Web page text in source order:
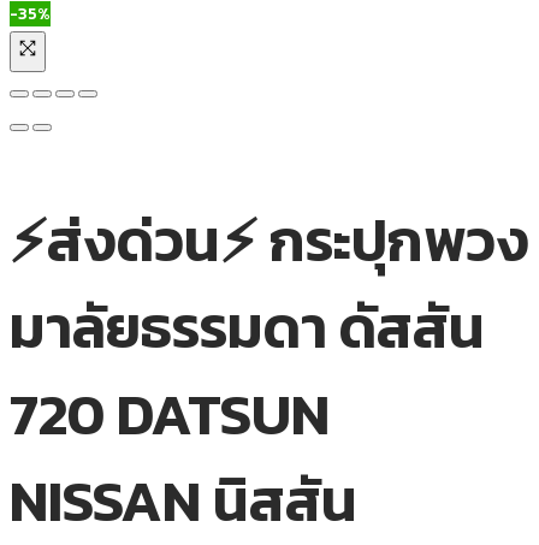
-35%
⚡ส่งด่วน⚡ กระปุกพวง
มาลัยธรรมดา ดัสสัน
720 DATSUN
NISSAN นิสสัน